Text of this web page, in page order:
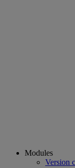
Modules
Version